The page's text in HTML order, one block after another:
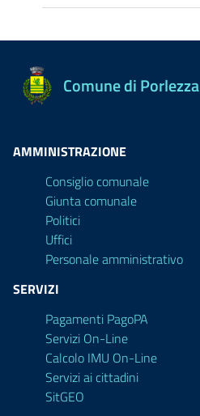
Comune di Porlezza
AMMINISTRAZIONE
Consiglio comunale
Giunta comunale
Politici
Uffici
Personale amministrativo
SERVIZI
Pagamenti PagoPA
Servizi On-Line
Calcolo IMU On-Line
Servizi ai cittadini
SitGEO